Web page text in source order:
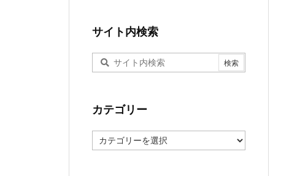
サイト内検索
カテゴリー
テ